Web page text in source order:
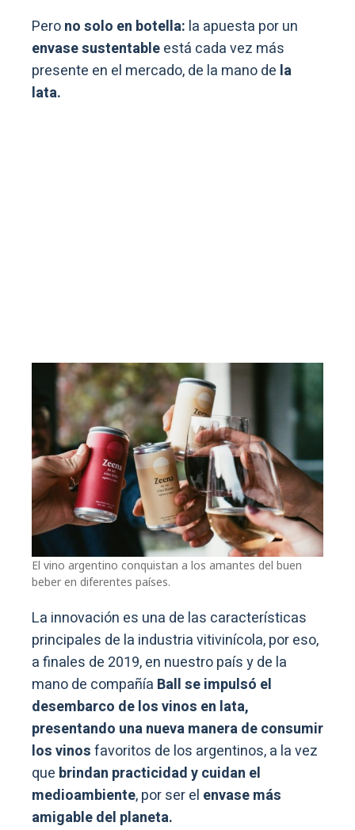
Perono solo en botella: la apuesta por un
envase sustentableestá cada vez más
presente en el mercado, de la mano de la
lata.
El vino argentino conquistan a los amantes del buen
beber en diferentes países.
La innovación es una de las características
principales de la industria vitivinícola, por eso,
a finales de 2019, en nuestro país y de la
mano de compañía Ball se impulsó el
desembarco de los vinos en lata,
presentando una nueva manera de consumir
los vinosfavoritos de los argentinos, a la vez
que brindan practicidad y cuidan el
medioambiente, por ser el envase más
amigable del planeta.